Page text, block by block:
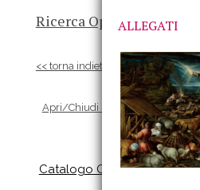
Ricerca Opere-Risultato
<< torna indietro
Apri/Chiudi scheda Allegati
Catalogo Online
ALLEGATI